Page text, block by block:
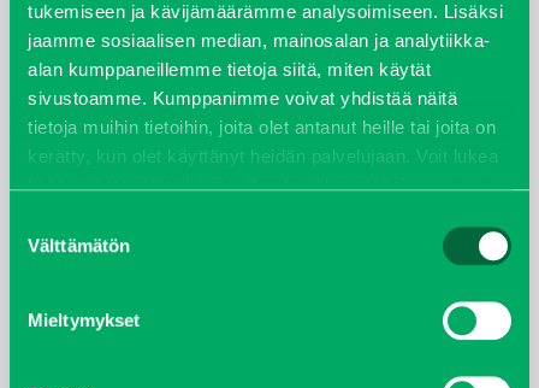
tukemiseen ja kävijämäärämme analysoimiseen. Lisäksi
jaamme sosiaalisen median, mainosalan ja analytiikka-
alan kumppaneillemme tietoja siitä, miten käytät
sivustoamme. Kumppanimme voivat yhdistää näitä
tietoja muihin tietoihin, joita olet antanut heille tai joita on
kerätty, kun olet käyttänyt heidän palvelujaan. Voit lukea
lisää evästeistä sekä muuttaa hyväksyntääsievästeet
valinta
Välttämätön
Mieltymykset
joulukuu 2022
huhtikuu 2022
helmikuu 2022
joulukuu 2021
lokakuu 2021
kesäkuu 2021